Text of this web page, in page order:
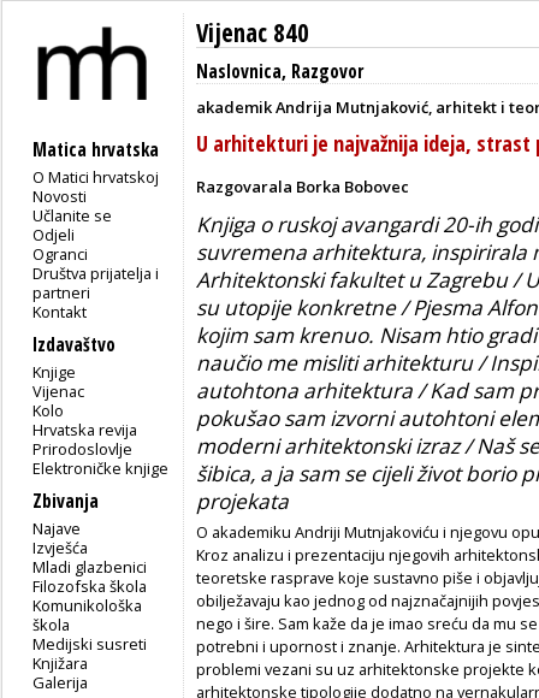
Matica hrvatska
O Matici hrvatskoj
Novosti
Učlanite se
Odjeli
Ogranci
Društva prijatelja i
partneri
Kontakt
Izdavaštvo
Knjige
Vijenac
Kolo
Hrvatska revija
Prirodoslovlje
Elektroničke knjige
Zbivanja
Najave
Izvješća
Mladi glazbenici
Filozofska škola
Komunikološka
škola
Medijski susreti
Knjižara
Galerija
Vijenac 840
Naslovnica, Razgovor
akademik Andrija Mutnjaković, arhitekt i
U arhitekturi je najvažnija ideja,
Razgovarala Borka Bobovec
Knjiga o ruskoj avangardi 20-ih
suvremena arhitektura, inspirirala
Arhitektonski fakultet u Zagrebu /
su utopije konkretne / Pjesma
kojim sam krenuo. Nisam htio
naučio me misliti arhitekturu /
autohtona arhitektura / Kad sam
pokušao sam izvorni autohtoni
moderni arhitektonski izraz / Naš
šibica, a ja sam se cijeli život borio
projekata
O akademiku Andriji Mutnjakoviću i njegovu
Kroz analizu i prezentaciju njegovih
teoretske rasprave koje sustavno piše i
obilježavaju kao jednog od najznačajnijih
nego i šire. Sam kaže da je imao sreću da mu
potrebni i upornost i znanje. Arhitektura je
problemi vezani su uz arhitektonske projekte
arhitektonske tipologije dodatno na